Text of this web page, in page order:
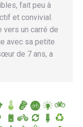
fait peu à
et convivial.
vers un carré de
avec sa petite
de 7 ans, a